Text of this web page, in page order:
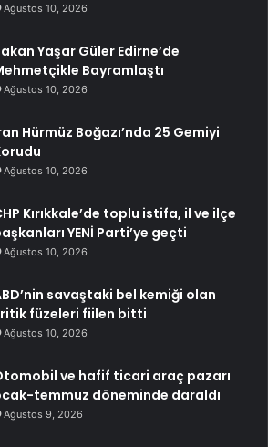
Ağustos 10, 2026
Yaşar Güler Edirne’de
Bayramlaştı
Ağustos 10, 2026
Hürmüz Boğazı’nda 25 Gemiyi
Ağustos 10, 2026
Kırıkkale’de toplu istifa, il ve ilçe
YENİ Parti’ye geçti
Ağustos 10, 2026
savaştaki bel kemiği olan
füzeleri fiilen bitti
Ağustos 10, 2026
ve hafif ticari araç pazarı
temmuz döneminde daraldı
Ağustos 9, 2026